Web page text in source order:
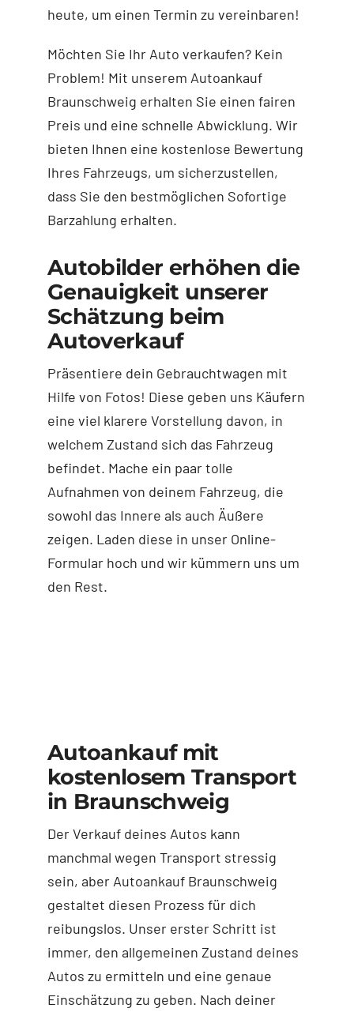
heute, um einen Termin zu vereinbaren!
Möchten Sie Ihr Auto verkaufen? Kein
Problem! Mit unserem Autoankauf
Braunschweig erhalten Sie einen fairen
Preis und eine schnelle Abwicklung. Wir
bieten Ihnen eine kostenlose Bewertung
Ihres Fahrzeugs, um sicherzustellen,
dass Sie den bestmöglichen Sofortige
Barzahlung erhalten.
Autobilder erhöhen die
Genauigkeit unserer
Schätzung beim
Autoverkauf
Präsentiere dein Gebrauchtwagen mit
Hilfe von Fotos! Diese geben uns Käufern
eine viel klarere Vorstellung davon, in
welchem Zustand sich das Fahrzeug
befindet. Mache ein paar tolle
Aufnahmen von deinem Fahrzeug, die
sowohl das Innere als auch Äußere
zeigen. Laden diese in unser Online-
Formular hoch und wir kümmern uns um
den Rest.
Autoankauf mit
kostenlosem Transport
in Braunschweig
Der Verkauf deines Autos kann
manchmal wegen Transport stressig
sein, aber Autoankauf Braunschweig
gestaltet diesen Prozess für dich
reibungslos. Unser erster Schritt ist
immer, den allgemeinen Zustand deines
Autos zu ermitteln und eine genaue
Einschätzung zu geben. Nach deiner